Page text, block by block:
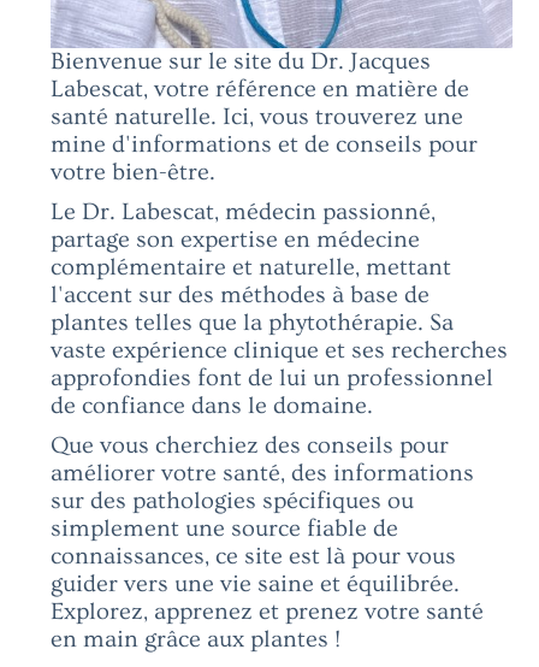
Bienvenue sur le site du Dr. Jacques
Labescat, votre référence en matière de
santé naturelle. Ici, vous trouverez une
mine d'informations et de conseils pour
votre bien-être.
Le Dr. Labescat, médecin passionné,
partage son expertise en médecine
complémentaire et naturelle, mettant
l'accent sur des méthodes à base de
plantes telles que la phytothérapie. Sa
vaste expérience clinique et ses recherches
approfondies font de lui un professionnel
de confiance dans le domaine.
Que vous cherchiez des conseils pour
améliorer votre santé, des informations
sur des pathologies spécifiques ou
simplement une source fiable de
connaissances, ce site est là pour vous
guider vers une vie saine et équilibrée.
Explorez, apprenez et prenez votre santé
en main grâce aux plantes !